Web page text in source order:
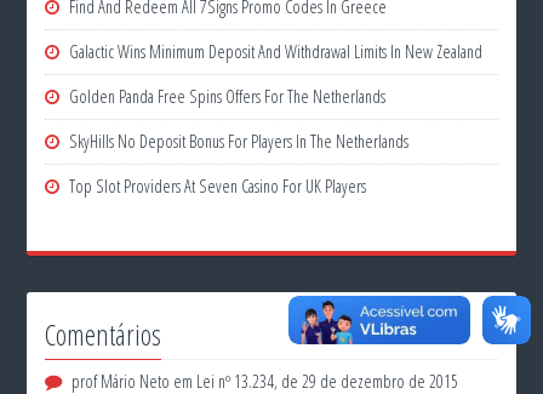
Find And Redeem All 7Signs Promo Codes In Greece
Galactic Wins Minimum Deposit And Withdrawal Limits In New Zealand
Golden Panda Free Spins Offers For The Netherlands
SkyHills No Deposit Bonus For Players In The Netherlands
Top Slot Providers At Seven Casino For UK Players
Comentários
prof Mário Neto em Lei nº 13.234, de 29 de dezembro de 2015